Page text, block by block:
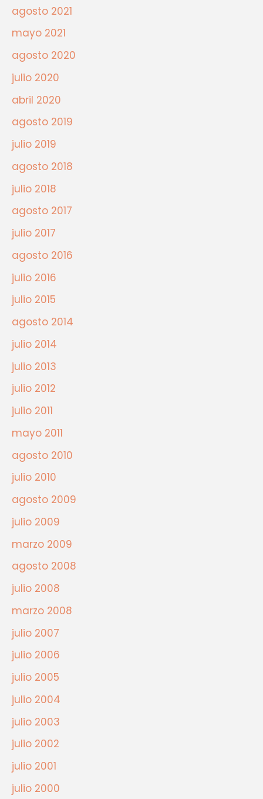
agosto 2021
mayo 2021
agosto 2020
julio 2020
abril 2020
agosto 2019
julio 2019
agosto 2018
julio 2018
agosto 2017
julio 2017
agosto 2016
julio 2016
julio 2015
agosto 2014
julio 2014
julio 2013
julio 2012
julio 2011
mayo 2011
agosto 2010
julio 2010
agosto 2009
julio 2009
marzo 2009
agosto 2008
julio 2008
marzo 2008
julio 2007
julio 2006
julio 2005
julio 2004
julio 2003
julio 2002
julio 2001
julio 2000